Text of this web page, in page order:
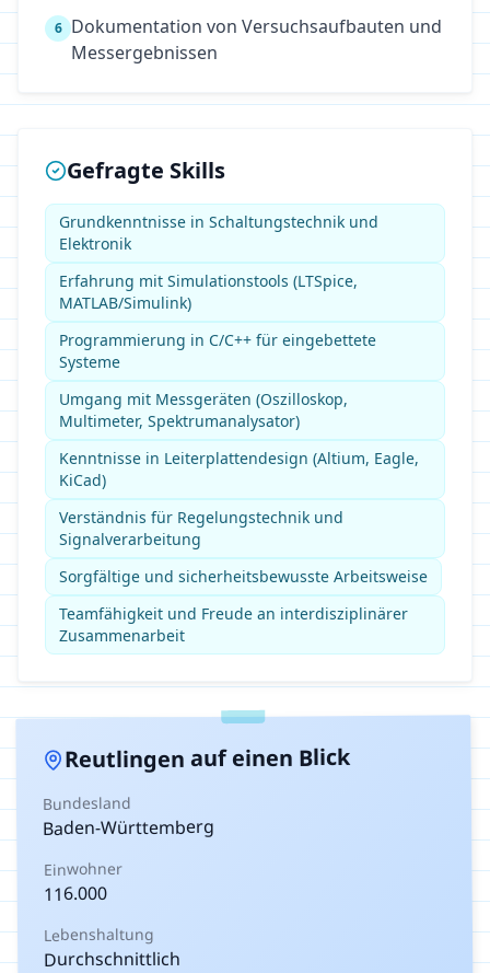
6 Dokumentation von Versuchsaufbauten und
Messergebnissen
Gefragte Skills
Grundkenntnisse in Schaltungstechnik und
Elektronik
Erfahrung mit Simulationstools (LTSpice,
MATLAB/Simulink)
Programmierung in C/C++ für eingebettete
Systeme
Umgang mit Messgeräten (Oszilloskop,
Multimeter, Spektrumanalysator)
Kenntnisse in Leiterplattendesign (Altium, Eagle,
KiCad)
Verständnis für Regelungstechnik und
Signalverarbeitung
Sorgfältige und sicherheitsbewusste Arbeitsweise
Teamfähigkeit und Freude an interdisziplinärer
Zusammenarbeit
Reutlingen auf einen Blick
Bundesland
Baden-Württemberg
Einwohner
116.000
Lebenshaltung
Durchschnittlich